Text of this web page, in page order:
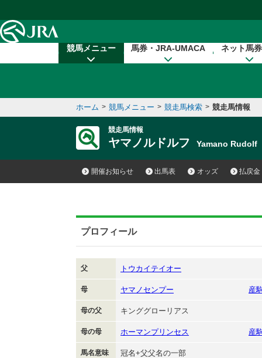
競馬メニュー 馬券・JRA-UMACA ネット馬
ホーム > 競馬メニュー > 競走馬検索 > 競走馬情報
競走馬情報
ヤマノルドルフ Yamano Rudolf
開催お知らせ 出馬表 オッズ 払戻金
プロフィール
父 トウカイテイオー
母 ヤマノセンプー 産
母の父 キンググローリアス
母の母 ホーマンプリンセス 産
馬名意味 冠名+父父名の一部